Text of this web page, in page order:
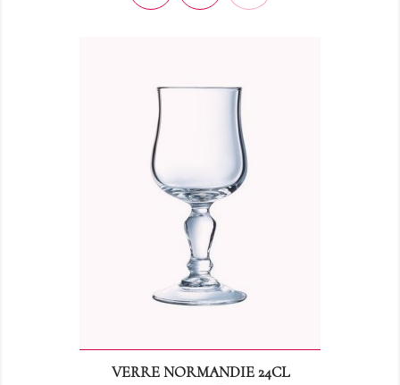
VERRE NORMANDIE 24CL